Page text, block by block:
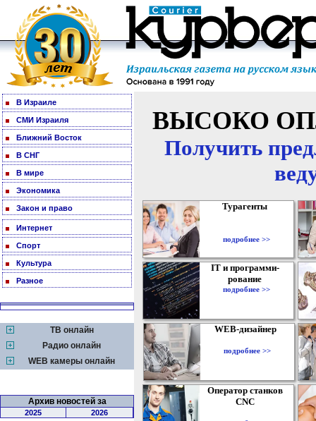
В Израиле
СМИ Израиля
Ближний Восток
В СНГ
В мире
Экономика
Закон и право
Интернет
Спорт
Культура
Разное
ТВ онлайн
Радио онлайн
WEB камеры онлайн
Архив новостей за
2025 2026
ВЫСОКО
Получить
Турагенты
подробнее >>
IT и программи-
рование
подробнее >>
WEB-дизайнер
подробнее >>
Оператор станков
CNC